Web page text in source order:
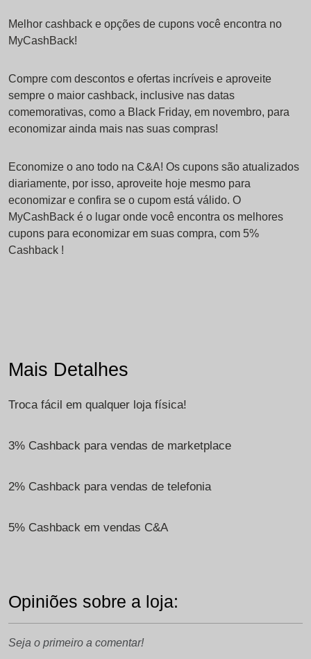
Melhor cashback e opções de cupons você encontra no
MyCashBack!
Compre com descontos e ofertas incríveis e aproveite
sempre o maior cashback, inclusive nas datas
comemorativas, como a Black Friday, em novembro, para
economizar ainda mais nas suas compras!
Economize o ano todo na C&A! Os cupons são atualizados
diariamente, por isso, aproveite hoje mesmo para
economizar e confira se o cupom está válido. O
MyCashBack é o lugar onde você encontra os melhores
cupons para economizar em suas compra, com 5%
Cashback !
Mais Detalhes
Troca fácil em qualquer loja física!
3% Cashback para vendas de marketplace
2% Cashback para vendas de telefonia
5% Cashback em vendas C&A
Opiniões sobre a loja:
Seja o primeiro a comentar!